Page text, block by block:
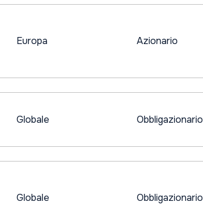
Europa Azionario
Globale Obbligazionario
Globale Obbligazionario